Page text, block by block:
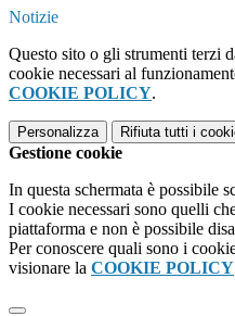
Notizie
Questo sito o gli strumenti terzi
cookie necessari al
COOKIE POLICY.
Personalizza Rifiuta tutti i
Gestione cookie
In questa schermata è possibile
I cookie necessari sono quelli
piattaforma e non è possibile
Per conoscere quali sono i
visionare la COOKIE POLICY